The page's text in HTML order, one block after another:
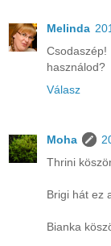
Melinda
használod?
Válasz
Moha
Thrini
Brigi hát ez
Bianka